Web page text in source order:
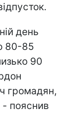
день
80-85
90
громадян,
- пояснив